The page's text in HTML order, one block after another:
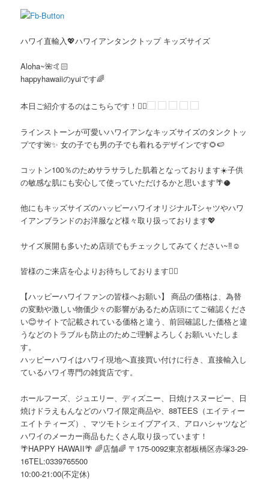
ハワイ直輸入💖ハワイアンタンクトップ キッズサイズ
Aloha~🌺🤙🏻
happyhawaiiのyuiです🌈
本日ご紹介するのはこちらです！👇🏻
ラインストーンが可愛いハワイアンなキッズサイズのタンクトッ
プです🌺✨ 女の子でも男の子でも着れるデザインです🌻🍉
コットン100％のためサラサラした肌着となっております☀️子供
の敏感な肌にも安心して使っていただけるかと思います🌴🥥
他にもキッズサイズのハッピーハワイオリジナルTシャツやハワ
イアンブランドのお洋服など様々取り扱っております💖
サイズ展開も多いため店頭でもチェックしてみてください~‼️☺️
皆様のご来店を心よりお待ちしております🙇‍♀️
【ハッピーハワイファンの皆様へお願い】 商品の価格は、為替
の変動や激しい物価少々の影響があるため店頭にてご確認くださ
い😊サイトで記載されている価格と違う、前回確認した価格と違
うなどのトラブルも防止のためご理解よろしくお願いいたしま
す。
ハッピーハワイはハワイ現地へ直接買い付けに行き、直接輸入し
ているハワイ専門の雑貨店です。
ホールフーズ、ジュエリー、ディズニー、日焼けスヌーピー、日
焼けドラえもんなどのハワイ限定商品や、88TEES（エイティー
エイトティーズ）、マツモトシェイブアイス、アロハシャツなど
ハワイのメーカー商品もたくさん取り扱っています！
🌴HAPPY HAWAII🌴 🌈店舗🌈 〒175-0092東京都板橋区赤塚3-29-
16TEL:0339765500
10:00-21:00(不定休)